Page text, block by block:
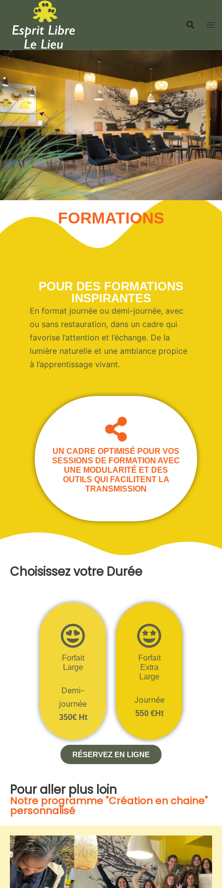
FORMATIONS
POUR DES FORMATIONS
INSPIRANTES
En format journée ou demi-journée, avec
ou sans restauration, dans un cadre qui
favorise l’attention et l’échange. De la
lumière naturelle et une ambiance propice
à l’apprentissage vivant.
UN CADRE OPTIMISÉ POUR VOS
SESSIONS DE FORMATION AVEC
UNE MODULARITÉ ET DES
OUTILS QUI FACILITENT LA
TRANSMISSION
Choisissez votre Durée
Forfait
Large
Demi-
journée
350€ Ht
Forfait
Extra
Large
Journée
550 €ht
RÉSERVEZ EN LIGNE
Pour aller plus loin
Notre programme "Création en chaine"
personnalisé